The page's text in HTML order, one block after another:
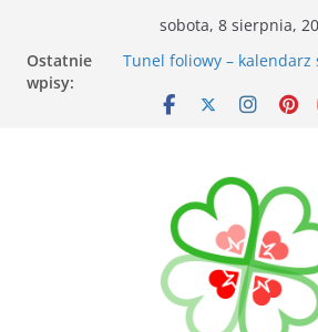
sobota, 8 sierpnia,
Ostatnie
wpisy:
Przyrządy do pomiarów
warzyw
Narzędzia ogrodnicze
wsparciem w ogrodzie